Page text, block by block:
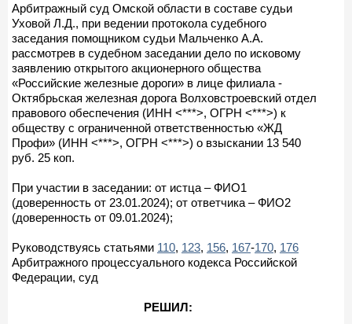
Арбитражный суд Омской области в составе судьи
Уховой Л.Д., при ведении протокола судебного
заседания помощником судьи Мальченко А.А.
рассмотрев в судебном заседании дело по исковому
заявлению открытого акционерного общества
«Российские железные дороги» в лице филиала -
Октябрьская железная дорога Волховстроевский отдел
правового обеспечения (ИНН <***>, ОГРН <***>) к
обществу с ограниченной ответственностью «ЖД
Профи» (ИНН <***>, ОГРН <***>) о взыскании 13 540
руб. 25 коп.
При участии в заседании: от истца – ФИО1
(доверенность от 23.01.2024); от ответчика – ФИО2
(доверенность от 09.01.2024);
Руководствуясь статьями 110, 123, 156, 167-170, 176
Арбитражного процессуального кодекса Российской
Федерации, суд
РЕШИЛ: